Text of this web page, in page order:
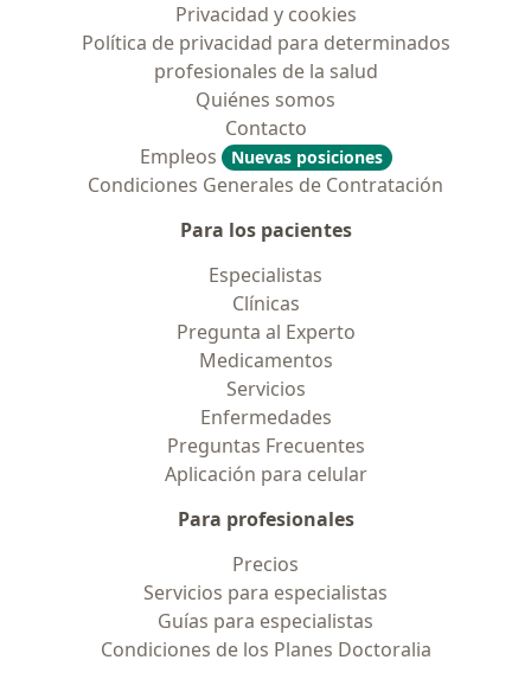
Privacidad y cookies
Política de privacidad para determinados
profesionales de la salud
Quiénes somos
Contacto
Empleos
Nuevas posiciones
Condiciones Generales de Contratación
Para los pacientes
Especialistas
Clínicas
Pregunta al Experto
Medicamentos
Servicios
Enfermedades
Preguntas Frecuentes
Aplicación para celular
Para profesionales
Precios
Servicios para especialistas
Guías para especialistas
Condiciones de los Planes Doctoralia